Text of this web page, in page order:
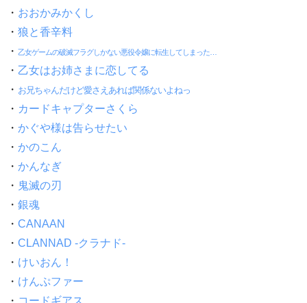
・ おおかみかくし
・ 狼と香辛料
・ 乙女ゲームの破滅フラグしかない悪役令嬢に転生してしまった…
・ 乙女はお姉さまに恋してる
・ お兄ちゃんだけど愛さえあれば関係ないよねっ
・ カードキャプターさくら
・ かぐや様は告らせたい
・ かのこん
・ かんなぎ
・ 鬼滅の刃
・ 銀魂
・ CANAAN
・ CLANNAD -クラナド-
・ けいおん！
・ けんぷファー
・ コードギアス